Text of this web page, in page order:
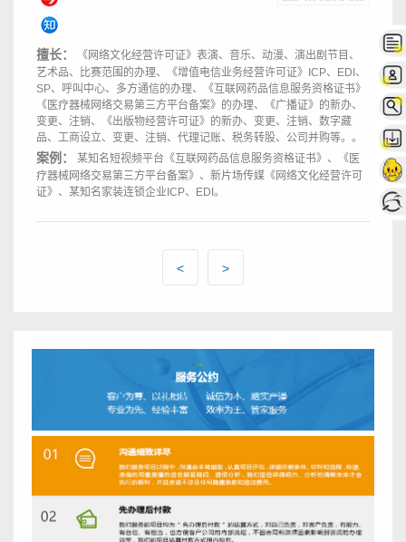
擅长：
《网络文化经营许可证》表演、音乐、动漫、演出剧节目、
艺术品、比赛范围的办理、《增值电信业务经营许可证》ICP、EDI、
SP、呼叫中心、多方通信的办理、《互联网药品信息服务资格证书》
《医疗器械网络交易第三方平台备案》的办理、《广播证》的新办、
变更、注销、《出版物经营许可证》的新办、变更、注销、数字藏
品、工商设立、变更、注销、代理记账、税务转股、公司并购等。。
案例：
某知名短视频平台《互联网药品信息服务资格证书》、《医
疗器械网络交易第三方平台备案》、新片场传媒《网络文化经营许可
证》、某知名家装连锁企业ICP、EDI。
< >